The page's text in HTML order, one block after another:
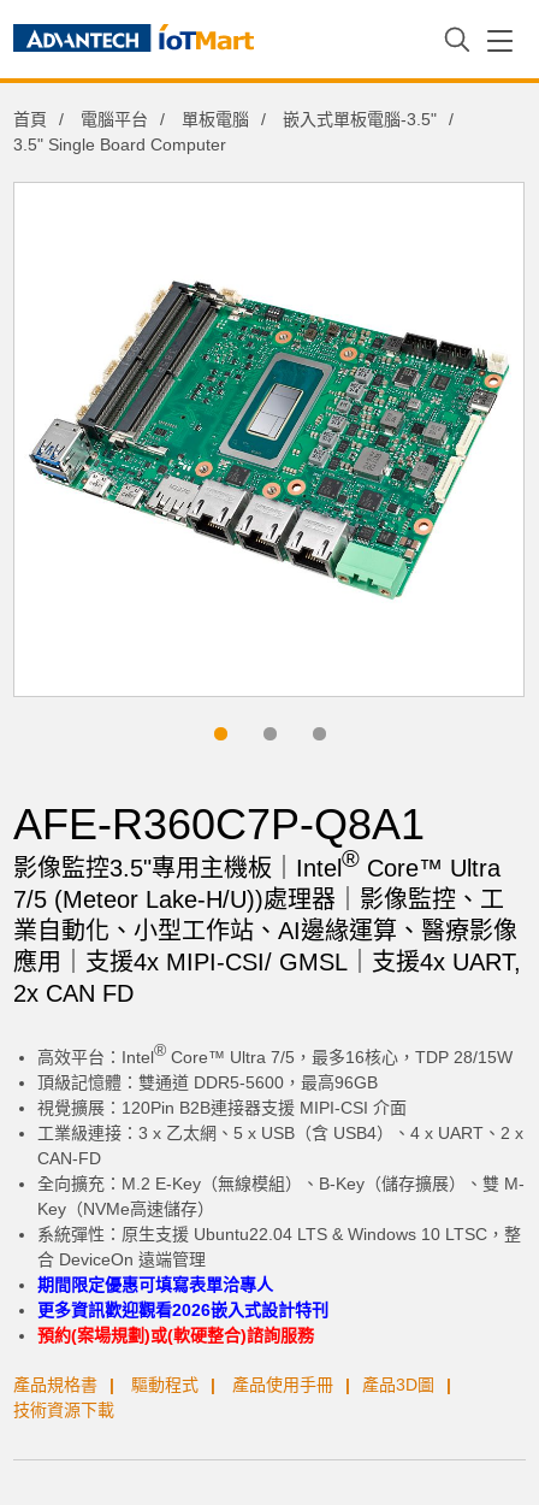
首頁 電腦平台 單板電腦
嵌入式單板電腦-3.5"
3.5" Single Board Computer
AFE-R360C7P-Q8A1
影像監控3.5"專用主機板｜Intel® Core™ Ultra
7/5 (Meteor Lake-H/U))處理器｜影像監控、工
業自動化、小型工作站、AI邊緣運算、醫療影像
應用｜支援4x MIPI-CSI/ GMSL｜支援4x UART,
2x CAN FD
高效平台：Intel® Core™ Ultra 7/5，最多16核心，TDP 28/15W
頂級記憶體：雙通道 DDR5-5600，最高96GB
視覺擴展：120Pin B2B連接器支援 MIPI-CSI 介面
工業級連接：3 x 乙太網、5 x USB（含 USB4）、4 x UART、2 x
CAN-FD
全向擴充：M.2 E-Key（無線模組）、B-Key（儲存擴展）、雙 M-
Key（NVMe高速儲存）
系統彈性：原生支援 Ubuntu22.04 LTS & Windows 10 LTSC，整
合 DeviceOn 遠端管理
期間限定優惠可填寫表單洽專人
更多資訊歡迎觀看2026嵌入式設計特刊
預約(案場規劃)或(軟硬整合)諮詢服務
產品規格書 驅動程式 產品使用手冊
產品3D圖
技術資源下載
加入購物車